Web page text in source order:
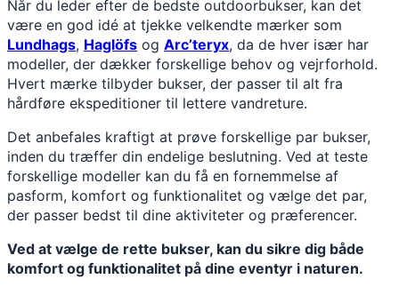
Når du leder efter de bedste outdoorbukser, kan det
være en god idé at tjekke velkendte mærker som
Lundhags, Haglöfs og Arc’teryx, da de hver især har
modeller, der dækker forskellige behov og vejrforhold.
Hvert mærke tilbyder bukser, der passer til alt fra
hårdføre ekspeditioner til lettere vandreture.
Det anbefales kraftigt at prøve forskellige par bukser,
inden du træffer din endelige beslutning. Ved at teste
forskellige modeller kan du få en fornemmelse af
pasform, komfort og funktionalitet og vælge det par,
der passer bedst til dine aktiviteter og præferencer.
Ved at vælge de rette bukser, kan du sikre dig både
komfort og funktionalitet på dine eventyr i naturen.